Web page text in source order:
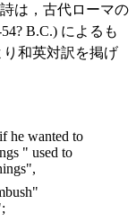
は，古代ローマの
B.C.) によるも
り和英対訳を掲げ
he wanted to
" used to